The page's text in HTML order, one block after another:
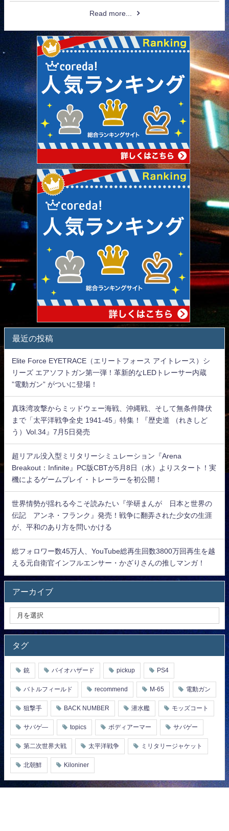
Read more...
最近の投稿
Elite Force EYETRACE（エリートフォース アイトレース）シ
リーズ エアソフトガン第一弾！革新的なLEDトレーサー内蔵
”電動ガン” がついに登場！
真珠湾攻撃からミッドウェー海戦、沖縄戦、そして無条件降伏
まで「太平洋戦争全史 1941-45」特集！『歴史道 （れきしど
う）Vol.34』7月5日発売
超リアル没入型ミリタリーシミュレーション『Arena
Breakout：Infinite』PC版CBTが5月8日（水）よりスタート！実
機によるゲームプレイ・トレーラーを初公開！
世界情勢が揺れる今こそ読みたい『学研まんが 日本と世界の
伝記 アンネ・フランク』発売！戦争に翻弄された少女の生涯
が、平和のあり方を問いかける
総フォロワー数45万人、YouTube総再生回数3800万回再生を越
える元自衛官インフルエンサー・かざりさんの推しマンガ！
アーカイブ
タグ
銃 バイオハザード pickup PS4
バトルフィールド recommend M-65 電動ガン
狙撃手 BACK NUMBER 潜水艦 モッズコート
サバゲ― topics ボディアーマー サバゲー
第二次世界大戦 太平洋戦争 ミリタリージャケット
北朝鮮 Kiloniner